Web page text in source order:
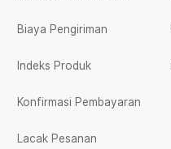
Biaya Pengiriman
Indeks Produk
Konfirmasi Pembayaran
Lacak Pesanan